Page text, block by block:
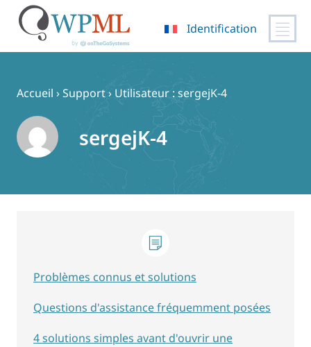
contenu
Identification
Accueil ›Support› Utilisateur : sergejK-4
sergejK-4
Problèmes connus et solutions
Questions d'assistance fréquemment posées
4 solutions simples avant d'ouvrir une